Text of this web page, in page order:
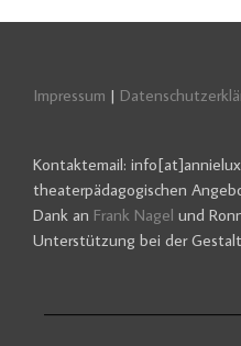
Impressum |
Kontaktemail:
theaterpädagogischen
Dank an Frank Nagel und
Unterstützung bei der